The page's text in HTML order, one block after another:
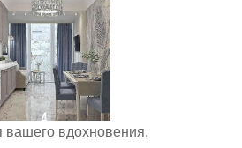
вашего вдохновения.